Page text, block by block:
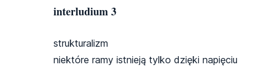
interludium 3
strukturalizm
niektóre ramy istnieją tylko dzięki napięciu